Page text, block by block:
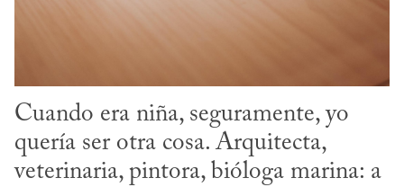
Cuando era niña, seguramente, yo
quería ser otra cosa. Arquitecta,
veterinaria, pintora, bióloga marina: a